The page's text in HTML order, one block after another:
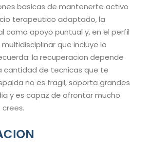
basicas de mantenerte activo
terapeutico adaptado, la
como apoyo puntual y, en el perfil
que incluye lo
la recuperacion depende
cantidad de tecnicas que te
no es fragil, soporta grandes
y es capaz de afrontar mucho